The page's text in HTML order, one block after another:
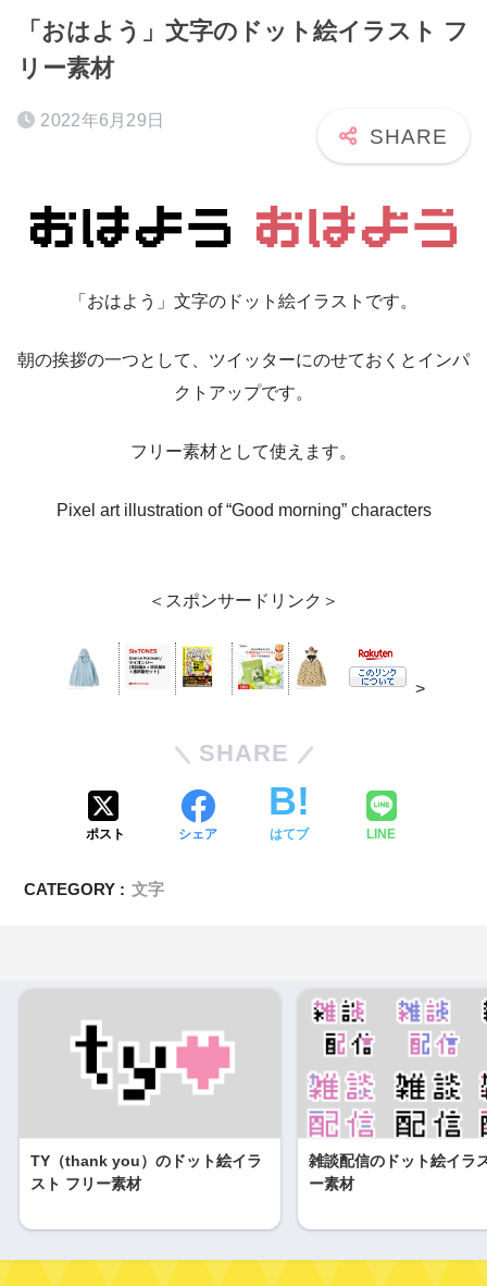
「おはよう」文字のドット絵イラスト フ
リー素材
2022年6月29日
「おはよう」文字のドット絵イラストです。
朝の挨拶の一つとして、ツイッターにのせておくとインパ
クトアップです。
フリー素材として使えます。
Pixel art illustration of “Good morning” characters
＜スポンサードリンク＞
>
SHARE
ポスト シェア はてブ LINE
CATEGORY : 文字
TY（thank you）のドット絵イラ
スト フリー素材
雑談配信のドット絵イラ
ー素材